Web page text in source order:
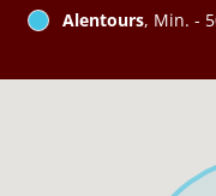
Alentours, Min. -